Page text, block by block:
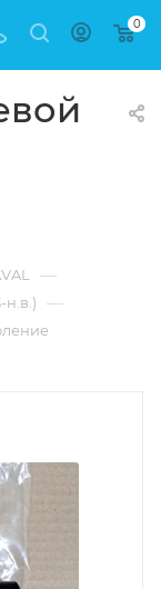
0
—
н.в.) —